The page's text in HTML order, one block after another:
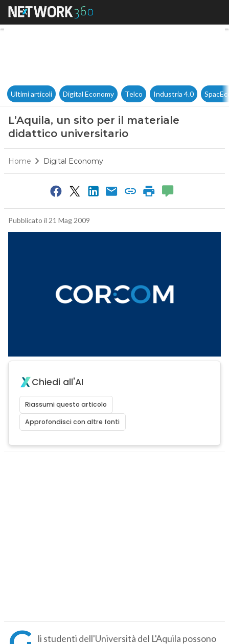
L’Aquila, un sito per il
Ultimi articoli Digital Economy Telco Industria 4.0
L’Aquila, un sito per il materiale
didattico universitario
Home Digital Economy
Pubblicato il 21 Mag 2009
Chiedi all'AI
Riassumi questo articolo
Approfondisci con altre fonti
li studenti dell'Università del L'Aquila possono